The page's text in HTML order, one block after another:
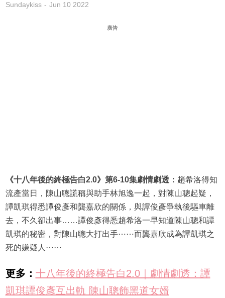
Sundaykiss Jun 10 2022
廣告
《十八年後的終極告白2.0》第6-10集劇情劇透： 趙希洛得知
流產當日，陳山聰謊稱與助手林旭逸一起，對陳山聰起疑，
譚凱琪得悉譚俊彥和龔嘉欣的關係，與譚俊彥爭執後驅車離
去，不久卻出事……譚俊彥得悉趙希洛一早知道陳山聰和譚
凱琪的秘密，對陳山聰大打出手⋯⋯而龔嘉欣成為譚凱琪之
死的嫌疑人⋯⋯
更多： 十八年後的終極告白2.0｜劇情劇透：譚
凱琪譚俊彥互出軌 陳山聰飾黑道女婿